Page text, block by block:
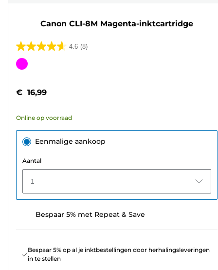
Canon CLI-8M Magenta-inktcartridge
4.6 (8)
4.6
van
sterren.
beoordelingen
Kleurencartridge
€ 16,99
Online op voorraad
Eenmalige aankoop
Aantal
1
Bespaar 5% met Repeat & Save
Bespaar 5% op al je inktbestellingen door herhalingsleveringen
in te stellen